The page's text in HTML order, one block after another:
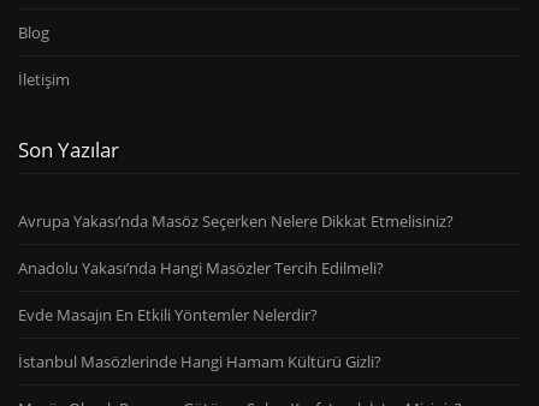
Blog
İletişim
Son Yazılar
Avrupa Yakası’nda Masöz Seçerken Nelere Dikkat Etmelisiniz?
Anadolu Yakası’nda Hangi Masözler Tercih Edilmeli?
Evde Masajın En Etkili Yöntemler Nelerdir?
İstanbul Masözlerinde Hangi Hamam Kültürü Gizli?